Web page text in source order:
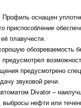
оснащен
плавучести.
обозреваемость
предусмотрено
звуковой речи.
Divator –
нефти или